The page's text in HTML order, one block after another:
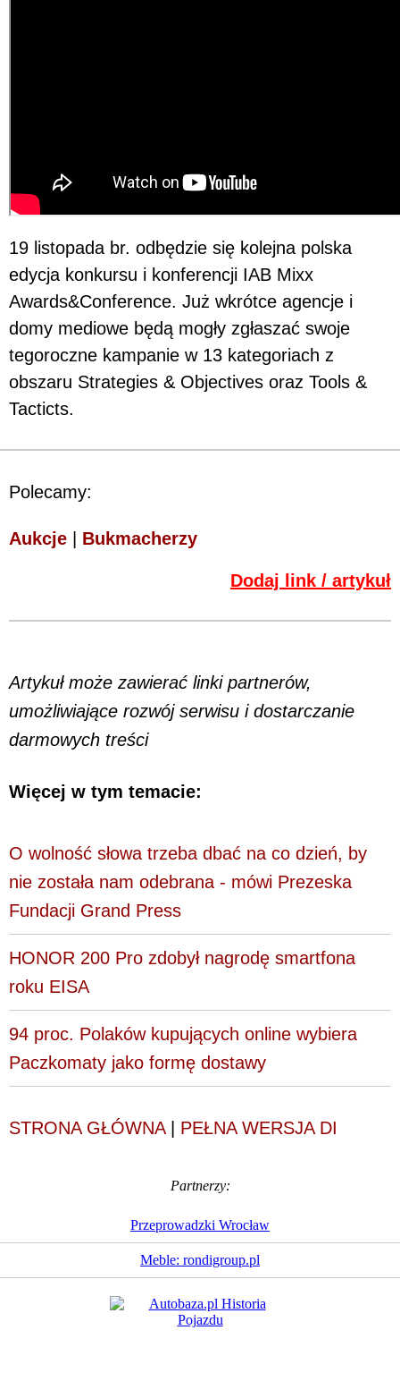
19 listopada br. odbędzie się kolejna polska
edycja konkursu i konferencji IAB Mixx
Awards&Conference. Już wkrótce agencje i
domy mediowe będą mogły zgłaszać swoje
tegoroczne kampanie w 13 kategoriach z
obszaru Strategies & Objectives oraz Tools &
Tacticts.
Polecamy:
Aukcje Bukmacherzy
Dodaj link / artykuł
Artykuł może zawierać linki partnerów,
umożliwiające rozwój serwisu i dostarczanie
darmowych treści
Więcej w tym temacie:
O wolność słowa trzeba dbać na co dzień, by
nie została nam odebrana - mówi Prezeska
Fundacji Grand Press
HONOR 200 Pro zdobył nagrodę smartfona
roku EISA
94 proc. Polaków kupujących online wybiera
Paczkomaty jako formę dostawy
STRONA GŁÓWNA| PEŁNA WERSJA DI
Partnerzy:
Przeprowadzki Wrocław
Meble: rondigroup.pl